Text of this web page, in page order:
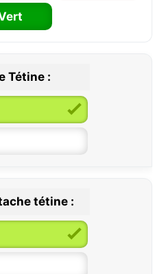
Tétine :
6 mois
mois
tétine :